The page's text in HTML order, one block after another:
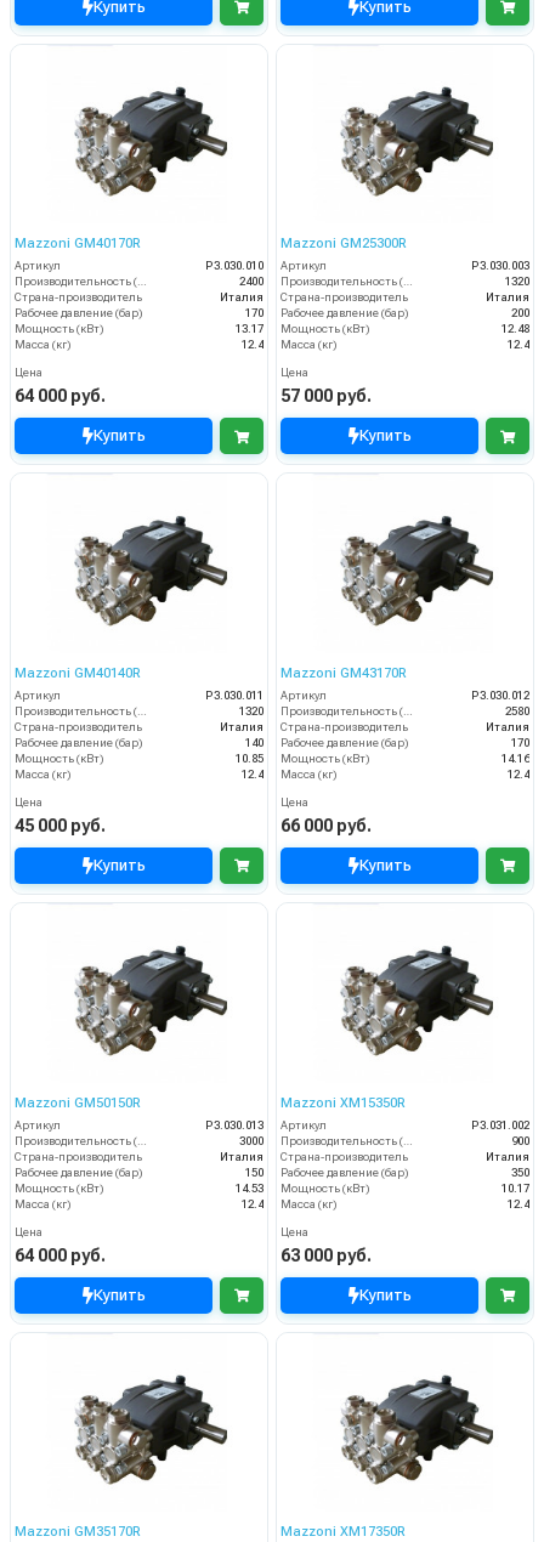
Купить Купить
Mazzoni GM40170R
Артикул
P3.030.010
Производительность (л/ч)
2400
Страна-производитель
Италия
Рабочее давление (бар)
170
Мощность (кВт)
13.17
Масса (кг)
12.4
Цена
64 000 руб.
Купить
Mazzoni GM25300R
Артикул
P3.030.003
Производительность (л/ч)
1320
Страна-производитель
Италия
Рабочее давление (бар)
200
Мощность (кВт)
12.48
Масса (кг)
12.4
Цена
57 000 руб.
Купить
Mazzoni GM40140R
Артикул
P3.030.011
1320
Страна-производитель
Италия
Рабочее давление (бар)
140
Мощность (кВт)
10.85
Масса (кг)
12.4
Цена
45 000 руб.
Купить
Mazzoni GM43170R
Артикул
P3.030.012
2580
Страна-производитель
Италия
Рабочее давление (бар)
170
Мощность (кВт)
14.16
Масса (кг)
12.4
Цена
66 000 руб.
Купить
Mazzoni GM50150R
Артикул
P3.030.013
3000
Страна-производитель
Италия
Рабочее давление (бар)
150
Мощность (кВт)
14.53
Масса (кг)
12.4
Цена
64 000 руб.
Купить
Mazzoni XM15350R
Артикул
P3.031.002
900
Страна-производитель
Италия
Рабочее давление (бар)
350
Мощность (кВт)
10.17
Масса (кг)
12.4
Цена
63 000 руб.
Купить
Mazzoni GM35170R Mazzoni XM17350R